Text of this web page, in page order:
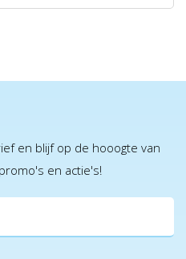
en blijf op de hooogte van
en actie's!